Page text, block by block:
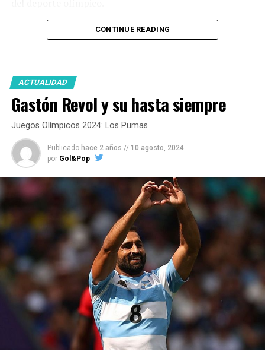
“El – José Torres –
me dijo medalla o
yeso”
¿Como viviste los Juegos Olímpicos desde
adentro?
CONTINUE READING
ACTUALIDAD
Gastón Revol y su hasta siempre
Juegos Olímpicos 2024: Los Pumas
Publicado hace 2 años // 10 agosto, 2024
por Gol&Pop